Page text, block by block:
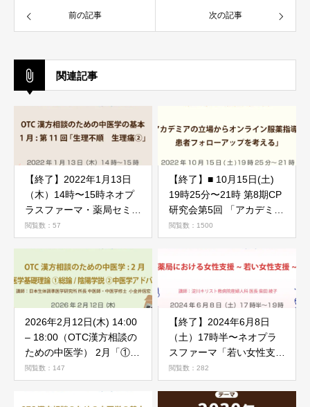
前の記事 次の記事
関連記事
【終了】2022年1月13日
（木）14時〜15時ネオプ
ラスファーマ・薬局セミナ
ー（OTC漢方相談のため
の中医学の基本）1月:第11
②」のご案内
閲覧数：57
【終了】■ 10月15日(土)
19時25分〜21時 第8期CP
研究会第5回 「アカデミア
の立場からオンライン服薬
指導と患者フォローアップ
閲覧数：1500
2026年2月12日(木) 14:00
– 18:00（OTC漢方相談の
ための中医学） 2月「①総
論/陰陽学説 ②中医学アド
バンス」
閲覧数：147
【終了】2024年6月8日
（土）17時半〜ネオプラ
スファーマ「若い女性支
援、生理周辺の悩み、緊急
避妊ピル、HPVワクチンを
閲覧数：282